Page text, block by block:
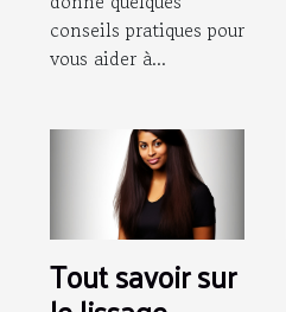
conseils pratiques pour
vous aider à...
Tout savoir sur